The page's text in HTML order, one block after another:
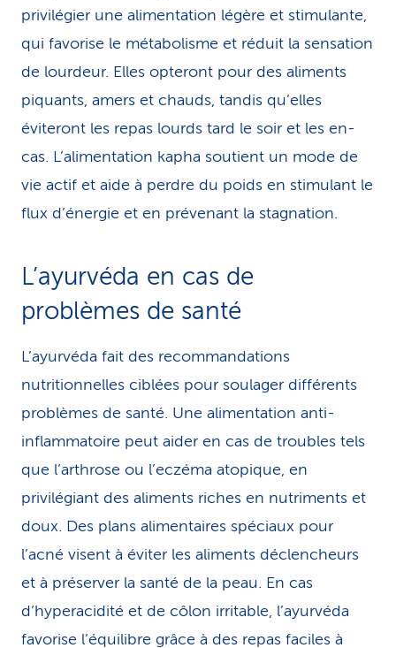
privilégier une alimentation légère et stimulante,
qui favorise le métabolisme et réduit la sensation
de lourdeur. Elles opteront pour des aliments
piquants, amers et chauds, tandis qu’elles
éviteront les repas lourds tard le soir et les en-
cas. L’alimentation kapha soutient un mode de
vie actif et aide à perdre du poids en stimulant le
flux d’énergie et en prévenant la stagnation.
L’ayurvéda en cas de
problèmes de santé
L’ayurvéda fait des recommandations
nutritionnelles ciblées pour soulager différents
problèmes de santé. Une alimentation anti-
inflammatoire peut aider en cas de troubles tels
que l’arthrose ou l’eczéma atopique, en
privilégiant des aliments riches en nutriments et
doux. Des plans alimentaires spéciaux pour
l’acné visent à éviter les aliments déclencheurs
et à préserver la santé de la peau. En cas
d’hyperacidité et de côlon irritable, l’ayurvéda
favorise l’équilibre grâce à des repas faciles à